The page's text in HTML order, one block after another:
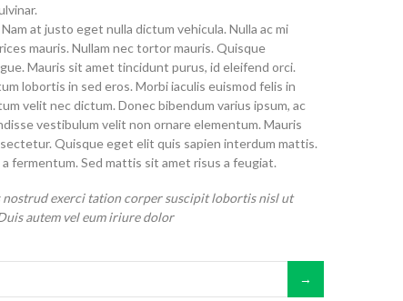
at justo eget nulla dictum vehicula. Nulla ac mi
mauris. Nullam nec tortor mauris. Quisque
Mauris sit amet tincidunt purus, id eleifend orci.
lobortis in sed eros. Morbi iaculis euismod felis in
velit nec dictum. Donec bibendum varius ipsum, ac
vestibulum velit non ornare elementum. Mauris
Quisque eget elit quis sapien interdum mattis.
fermentum. Sed mattis sit amet risus a feugiat.
nostrud exerci tation corper suscipit lobortis nisl ut
autem vel eum iriure dolor